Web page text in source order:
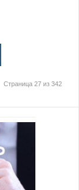
Страница 27 из 342